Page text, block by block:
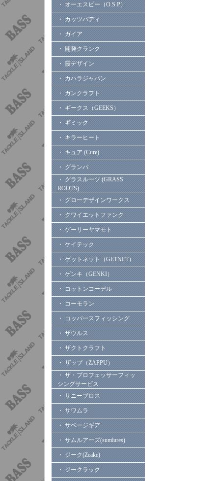
・ オーエスピー（O.S.P）
・ カッツバディ
・ ガイア
・ 開発クランク
・ 霞デザイン
・ カハラジャパン
・ ガンクラフト
・ ギークス（GEEKS）
・ ギミック
・ キラーヒート
・ キュア (Cure)
・ グランパ
・ グラスルーツ (GRASS
ROOTS)
・ グローデザインワークス
・ クワイエットファンク
・ ゲーリーヤマモト
・ ケイテック
・ ゲットネット（GETNET）
・ ゲンキ（GENKI）
・ コットンコーデル
・ コーモラン
・ コッパースフィッシング
・ ザウルス
・ ザクトクラフト
・ ザップ（ZAPPU）
・ ザ・プロフェッサーフィッ
シングサービス
・ サニーブロス
・ サワムラ
・ サベージギア
・ サムルアーズ(sumlures)
・ ジーク(Zeake)
・ ジークラック